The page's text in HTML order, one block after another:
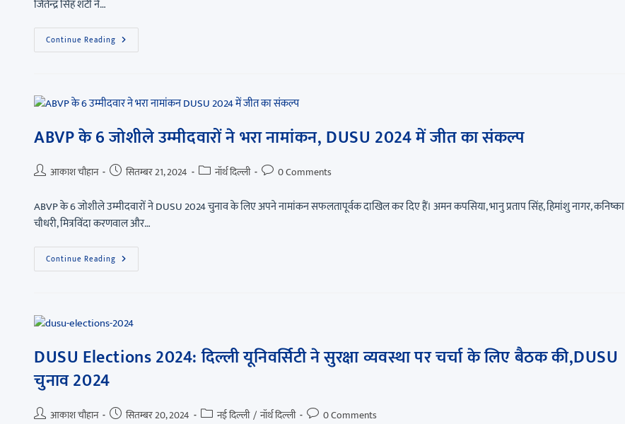
जितेन्द्र सिंह शंटी ने…
Continue Reading
ABVP के 6 जोशीले उम्मीदवारों ने भरा नामांकन, DUSU 2024 में जीत का संकल्प
आकाश चौहान सितम्बर 21, 2024 नॉर्थ दिल्ली 0 Comments
ABVP के 6 जोशीले उम्मीदवारों ने DUSU 2024 चुनाव के लिए अपने नामांकन सफलतापूर्वक दाखिल कर दिए हैं। अमन कपसिया, भानु प्रताप सिंह, हिमांशु नागर, कनिष्का
चौधरी, मित्रविंदा करणवाल और…
Continue Reading
DUSU Elections 2024: दिल्ली यूनिवर्सिटी ने सुरक्षा व्यवस्था पर चर्चा के लिए बैठक की,DUSU
चुनाव 2024
आकाश चौहान सितम्बर 20, 2024 नई दिल्ली / नॉर्थ दिल्ली 0 Comments